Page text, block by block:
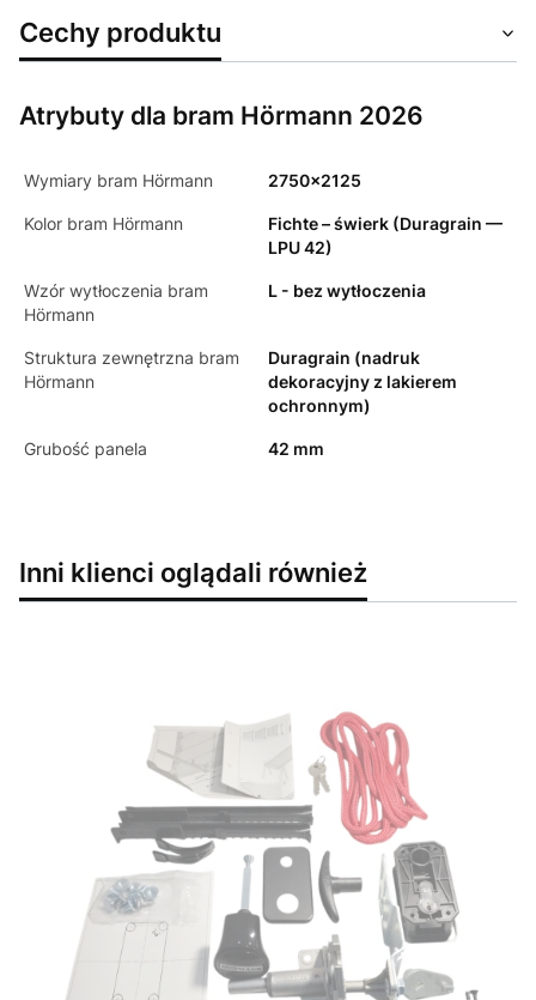
Cechy produktu
Atrybuty dla bram Hörmann 2026
Wymiary bram Hörmann 2750x2125
Kolor bram Hörmann
Fichte – świerk (Duragrain —
LPU 42)
Wzór wytłoczenia bram
Hörmann
L - bez wytłoczenia
Struktura zewnętrzna bram
Hörmann
Duragrain (nadruk
dekoracyjny z lakierem
ochronnym)
Grubość panela 42 mm
Inni klienci oglądali również